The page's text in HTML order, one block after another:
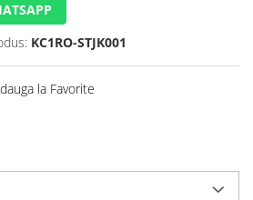
KC1RO-STJK001
la Favorite